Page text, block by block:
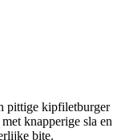
pittige kipfiletburger
knapperige sla
bite.